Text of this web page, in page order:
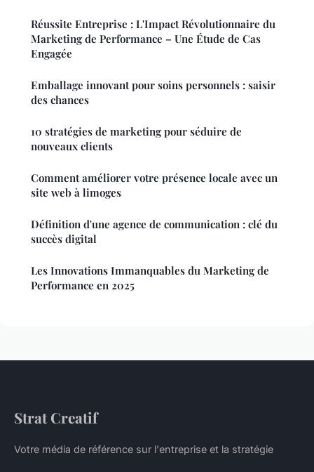
Réussite Entreprise : L'Impact Révolutionnaire du
Marketing de Performance – Une Étude de Cas
Engagée
Emballage innovant pour soins personnels : saisir
des chances
10 stratégies de marketing pour séduire de
nouveaux clients
Comment améliorer votre présence locale avec un
site web à limoges
Définition d'une agence de communication : clé du
succès digital
Les Innovations Immanquables du Marketing de
Performance en 2025
Strat Creatif
Votre média de référence sur l'entreprise et la stratégie